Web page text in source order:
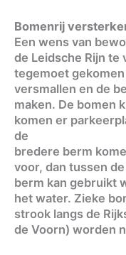
Bomenrij
Een wens van
de Leidsche Rijn
tegemoet
versmallen en de
maken. De bomen
komen er
de
bredere berm
voor, dan tussen
berm kan gebruikt
het water. Zieke
strook langs de
de Voorn) worden